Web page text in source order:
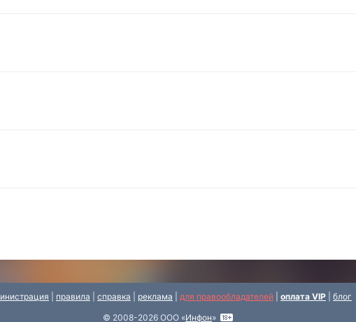
правила справка реклама для правообладателей оплата VIP
блог
© 2008-2026 ООО «Инфон»